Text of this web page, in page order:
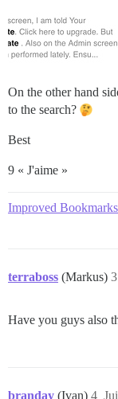
On the other hand
to the search?
Best
9 « J'aime »
Improved
terraboss (Markus) 3
Have you guys also
branday (Ivan) 4